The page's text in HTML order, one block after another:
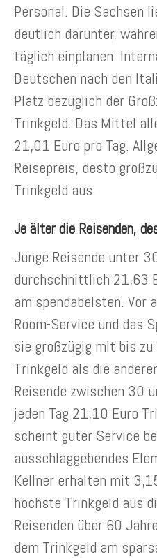
Personal. Die Sachsen
deutlich darunter,
täglich einplanen.
Deutschen nach den
Platz bezüglich der
Trinkgeld. Das Mittel
21,01 Euro pro Tag.
Reisepreis, desto
Trinkgeld aus.
Je älter die Reisenden,
Junge Reisende unter
durchschnittlich 21,63
am spendabelsten. Vor
Room-Service und das
sie großzügig mit bis
Trinkgeld als die
Reisende zwischen 30
jeden Tag 21,10 Euro
scheint guter Service
ausschlaggebendes
Kellner erhalten mit
höchste Trinkgeld aus
Reisenden über 60
dem Trinkgeld am